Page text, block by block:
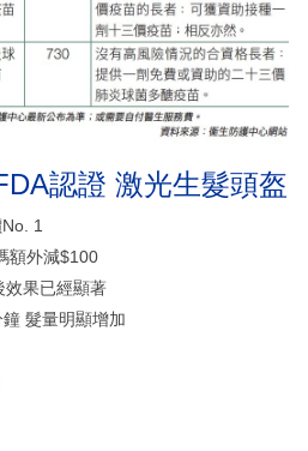
認證 激光生髮頭盔
1
額外減$100
效果已經顯著
髮量明顯增加